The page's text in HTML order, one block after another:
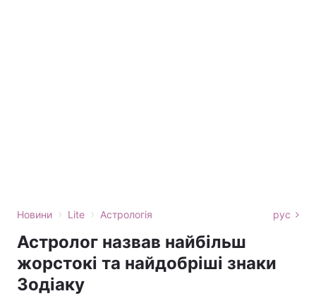
Новини › Lite › Астрологія рус
Астролог назвав найбільш
жорстокі та найдобріші знаки
Зодіаку